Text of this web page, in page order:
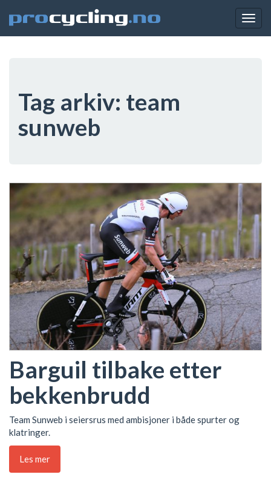
Tag arkiv: team
sunweb
Barguil tilbake etter
bekkenbrudd
Team Sunweb i seiersrus med ambisjoner i både spurter og
klatringer.
Les mer